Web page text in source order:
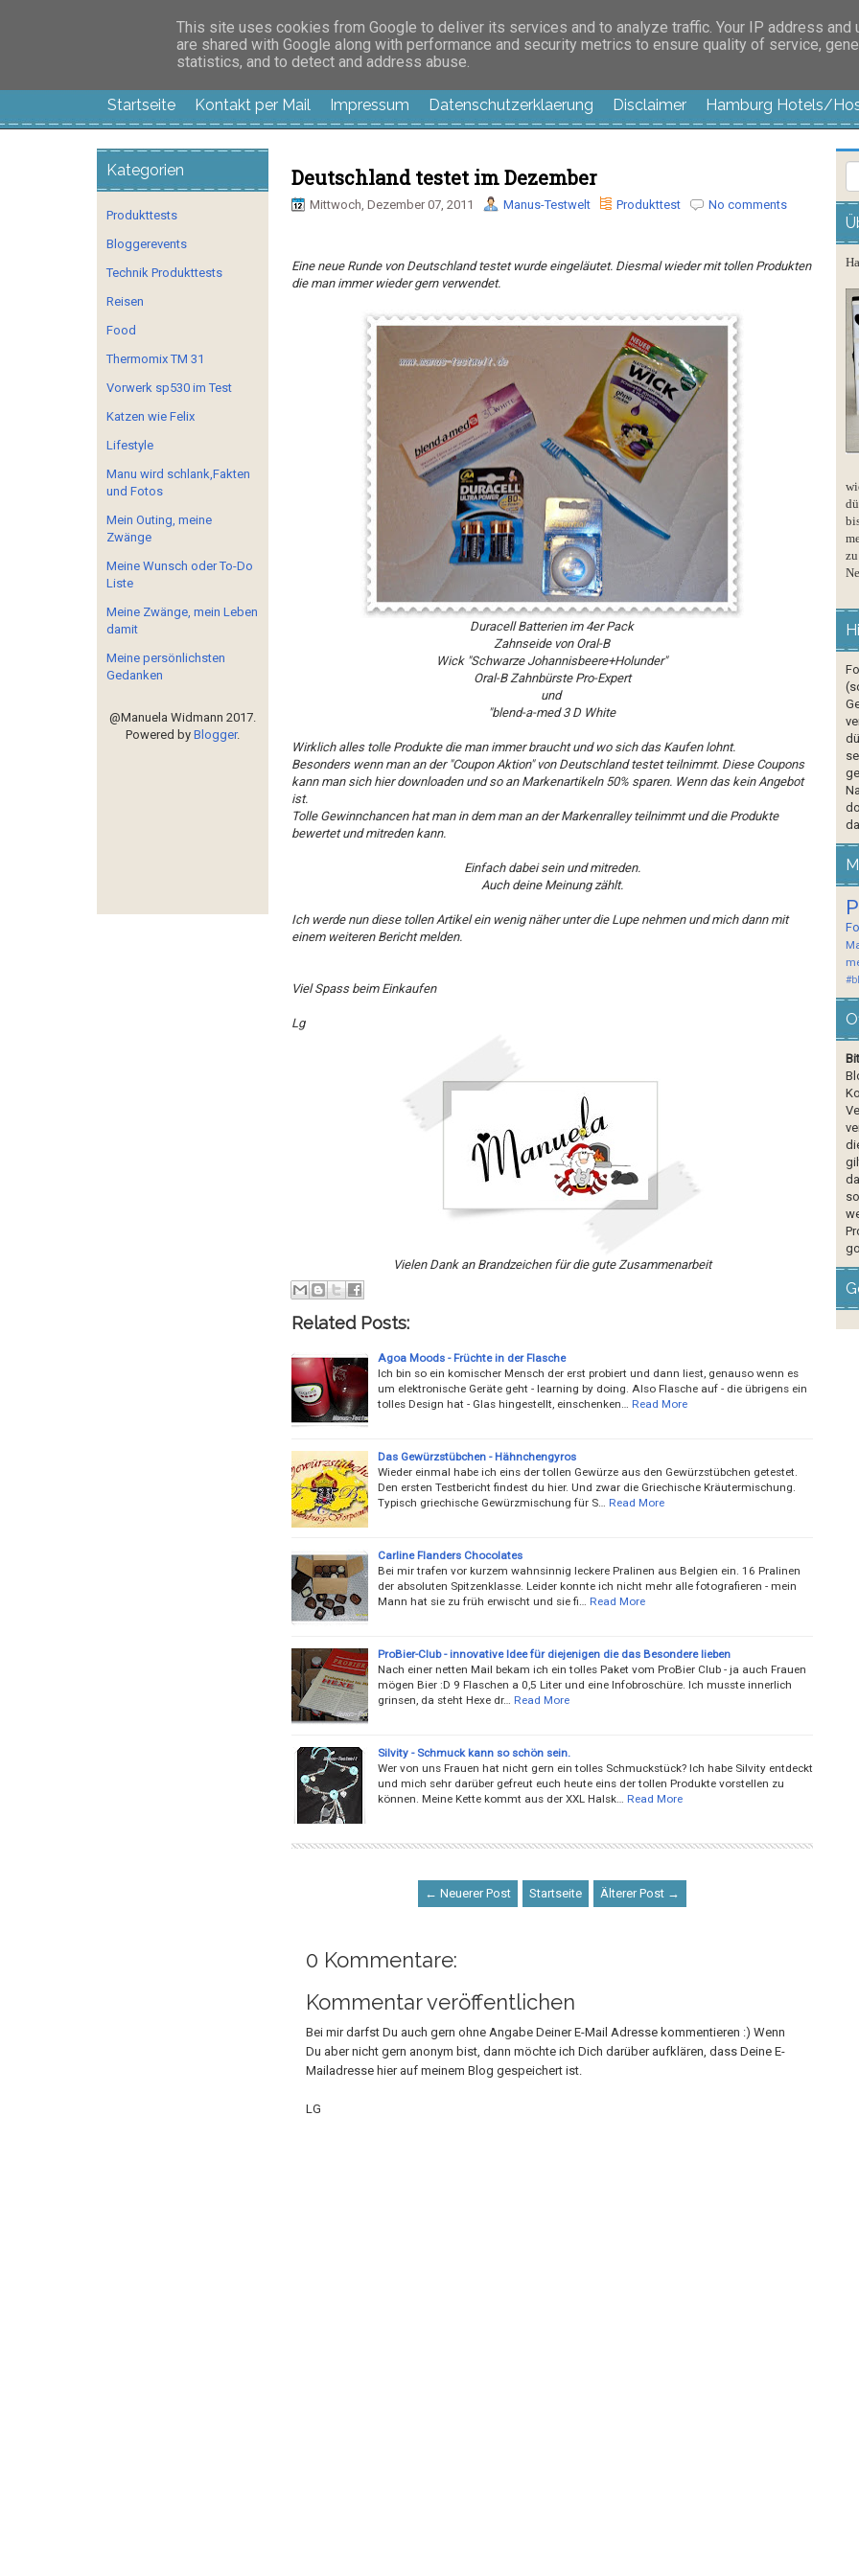
Manus Testwelt, alles außer langweilig
Startseite Kontakt per Mail Impressum Datenschutzerklaerung Disclaimer Hamburg Hotels/
Deutschland testet im Dezember
Mittwoch, Dezember 07, 2011 Manus-Testwelt Produkttest No comments
Eine neue Runde von Deutschland testet wurde eingeläutet. Diesmal wieder mit tollen Produkten
die man immer wieder gern verwendet.
Duracell Batterien im 4er Pack
Zahnseide von Oral-B
Wick "Schwarze Johannisbeere+Holunder"
Oral-B Zahnbürste Pro-Expert
und
"blend-a-med 3 D White
Wirklich alles tolle Produkte die man immer braucht und wo sich das Kaufen lohnt.
Besonders wenn man an der "Coupon Aktion" von Deutschland testet teilnimmt. Diese Coupons
kann man sich hier downloaden und so an Markenartikeln 50% sparen. Wenn das kein Angebot
ist.
Tolle Gewinnchancen hat man in dem man an der Markenralley teilnimmt und die Produkte
bewertet und mitreden kann.
Einfach dabei sein und mitreden.
Auch deine Meinung zählt.
Ich werde nun diese tollen Artikel ein wenig näher unter die Lupe nehmen und mich dann mit
einem weiteren Bericht melden.
Viel Spass beim Einkaufen
Lg
Vielen Dank an Brandzeichen für die gute Zusammenarbeit
Related Posts:
Agoa Moods - Früchte in der Flasche
Ich bin so ein komischer Mensch der erst probiert und dann liest, genauso wenn es
um elektronische Geräte geht - learning by doing. Also Flasche auf - die übrigens ein
tolles Design hat - Glas hingestellt, einschenken…
Read More
Das Gewürzstübchen - Hähnchengyros
Wieder einmal habe ich eins der tollen Gewürze aus den Gewürzstübchen getestet.
Den ersten Testbericht findest du hier. Und zwar die Griechische Kräutermischung.
Typisch griechische Gewürzmischung für S…
Read More
Carline Flanders Chocolates
Bei mir trafen vor kurzem wahnsinnig leckere Pralinen aus Belgien ein. 16 Pralinen
der absoluten Spitzenklasse. Leider konnte ich nicht mehr alle fotografieren - mein
Mann hat sie zu früh erwischt und sie fi…
Read More
ProBier-Club - innovative Idee für diejenigen die das Besondere lieben
Nach einer netten Mail bekam ich ein tolles Paket vom ProBier Club - ja auch Frauen
mögen Bier :D 9 Flaschen a 0,5 Liter und eine Infobroschüre. Ich musste innerlich
grinsen, da steht Hexe dr…
Read More
Silvity - Schmuck kann so schön sein.
Wer von uns Frauen hat nicht gern ein tolles Schmuckstück? Ich habe Silvity entdeckt
und mich sehr darüber gefreut euch heute eins der tollen Produkte vorstellen zu
können. Meine Kette kommt aus der XXL Halsk…
Read More
← Neuerer Post Startseite Älterer Post →
0 Kommentare:
Kommentar veröffentlichen
Bei mir darfst Du auch gern ohne Angabe Deiner E-Mail Adresse kommentieren :) Wenn
Du aber nicht gern anonym bist, dann möchte ich Dich darüber aufklären, dass Deine E-
Mailadresse hier auf meinem Blog gespeichert ist.
LG
Kategorien
Produkttests
Bloggerevents
Technik Produkttests
Reisen
Food
Thermomix TM 31
Vorwerk sp530 im Test
Katzen wie Felix
Lifestyle
Manu wird schlank,Fakten
und Fotos
Mein Outing, meine
Zwänge
Meine Wunsch oder To-Do
Liste
Meine Zwänge, mein Leben
damit
Meine persönlichsten
Gedanken
@Manuela Widmann 2017.
Powered by Blogger.
This site uses cookies from Google to deliver its services and to analyze traffic. Your IP address and
are shared with Google along with performance and security metrics to ensure quality of service,
statistics, and to detect and address abuse.